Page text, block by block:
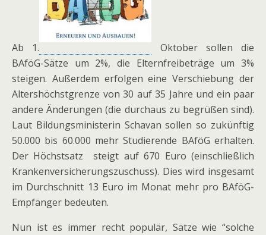
Ab 1.
Oktober sollen die
BAföG-Sätze um 2%, die Elternfreibeträge um 3%
steigen. Außerdem erfolgen eine Verschiebung der
Altershöchstgrenze von 30 auf 35 Jahre und ein paar
andere Änderungen (die durchaus zu begrüßen sind).
Laut Bildungsministerin Schavan sollen so zukünftig
50.000 bis 60.000 mehr Studierende BAföG erhalten.
Der Höchstsatz steigt auf 670 Euro (einschließlich
Krankenversicherungszuschuss). Dies wird insgesamt
im Durchschnitt 13 Euro im Monat mehr pro BAföG-
Empfänger bedeuten.
Nun ist es immer recht populär, Sätze wie “solche